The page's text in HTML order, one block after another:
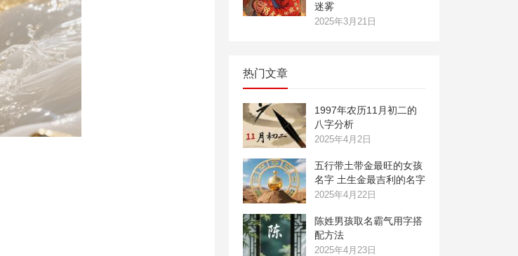
迷雾
2025年3月21日
热门文章
1997年农历11月初二的
八字分析
2025年4月2日
五行带土带金最旺的女孩
名字 土生金最吉利的名字
2025年4月22日
陈姓男孩取名霸气用字搭
配方法
2025年4月23日